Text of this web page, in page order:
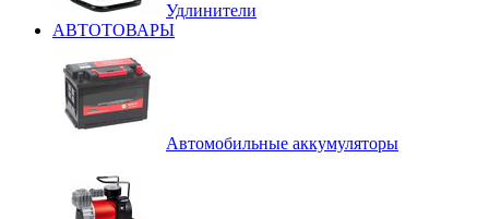
Удлинители
АВТОТОВАРЫ
Автомобильные аккумуляторы